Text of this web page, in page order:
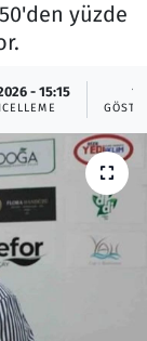
yüzde
- 15:15 1